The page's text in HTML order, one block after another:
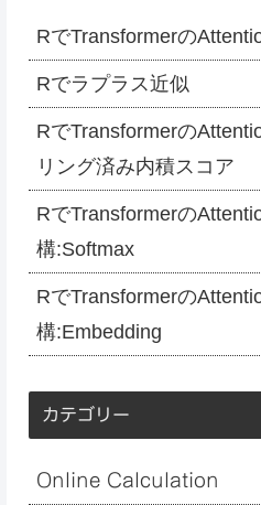
RでTransformerの
Rでラプラス近似
RでTransformerの
リング済み内積スコア
RでTransformerの
構:Softmax
RでTransformerの
構:Embedding
カテゴリー
Online Calculation